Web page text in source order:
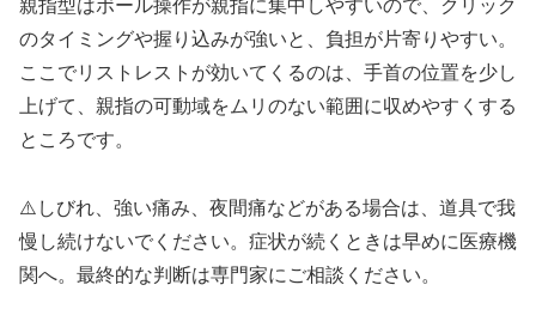
親指型はボール操作が親指に集中しやすいので、クリック
のタイミングや握り込みが強いと、負担が片寄りやすい。
ここでリストレストが効いてくるのは、手首の位置を少し
上げて、親指の可動域をムリのない範囲に収めやすくする
ところです。
⚠️しびれ、強い痛み、夜間痛などがある場合は、道具で我
慢し続けないでください。症状が続くときは早めに医療機
関へ。最終的な判断は専門家にご相談ください。